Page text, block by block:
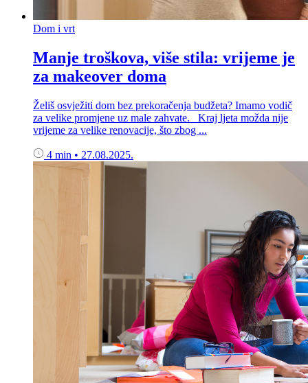
Dom i vrt
Manje troškova, više stila: vrijeme je
za makeover doma
Želiš osvježiti dom bez prekoračenja budžeta? Imamo vodič
za velike promjene uz male zahvate. Kraj ljeta možda nije
vrijeme za velike renovacije, što zbog ...
4 min • 27.08.2025.